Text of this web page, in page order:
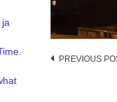
Post
PREVIOUS
ja